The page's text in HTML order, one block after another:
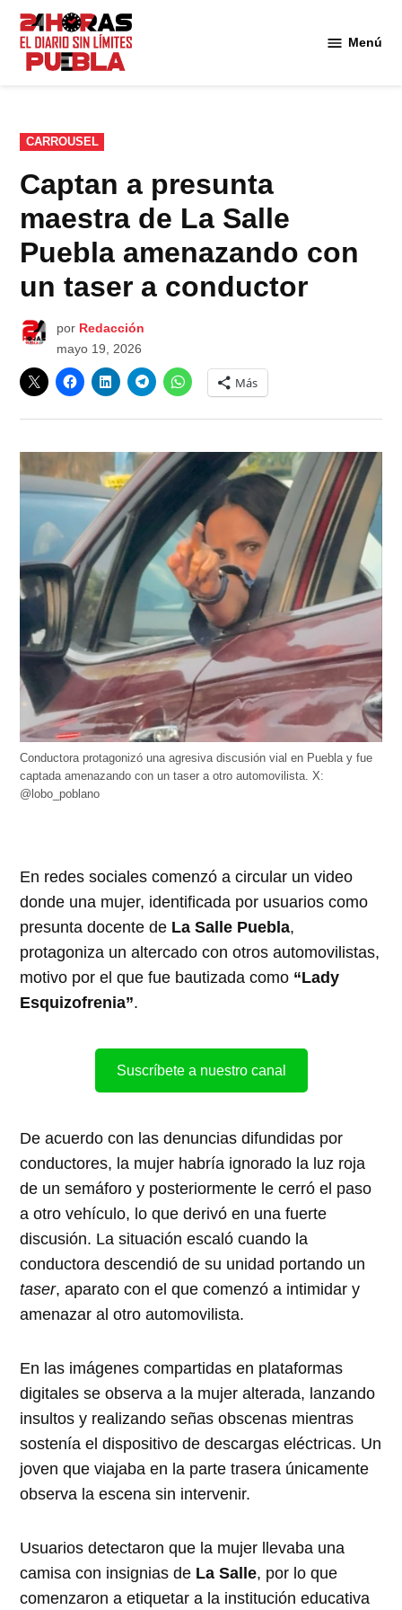
Saltar
contenido
Menú
PUBLICADO
EN
CARROUSEL
Captan a presunta
maestra de La Salle
Puebla amenazando con
un taser a conductor
por Redacción
mayo 19, 2026
Más
Conductora protagonizó una agresiva discusión vial en Puebla y fue
captada amenazando con un taser a otro automovilista. X:
@lobo_poblano
En redes sociales comenzó a circular un video
donde una mujer, identificada por usuarios como
presunta docente de La Salle Puebla,
protagoniza un altercado con otros automovilistas,
motivo por el que fue bautizada como “Lady
Esquizofrenia”.
Suscríbete a nuestro canal
De acuerdo con las denuncias difundidas por
conductores, la mujer habría ignorado la luz roja
de un semáforo y posteriormente le cerró el paso
a otro vehículo, lo que derivó en una fuerte
discusión. La situación escaló cuando la
conductora descendió de su unidad portando un
taser, aparato con el que comenzó a intimidar y
amenazar al otro automovilista.
En las imágenes compartidas en plataformas
digitales se observa a la mujer alterada, lanzando
insultos y realizando señas obscenas mientras
sostenía el dispositivo de descargas eléctricas. Un
joven que viajaba en la parte trasera únicamente
observa la escena sin intervenir.
Usuarios detectaron que la mujer llevaba una
camisa con insignias de La Salle, por lo que
comenzaron a etiquetar a la institución educativa